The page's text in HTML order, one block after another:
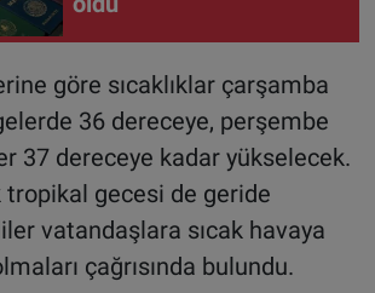
göre sıcaklıklar çarşamba
36 dereceye, perşembe
37 dereceye kadar yükselecek.
tropikal gecesi de geride
vatandaşlara sıcak havaya
çağrısında bulundu.